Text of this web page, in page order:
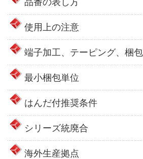
使用上の注意
端子加工、テーピング、梱
最小梱包単位
はんだ付推奨条件
シリーズ統廃合
海外生産拠点